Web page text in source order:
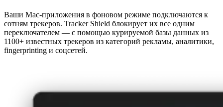
Ваши Mac-приложения в фоновом режиме подключаются к
сотням трекеров. Tracker Shield блокирует их все одним
переключателем — с помощью курируемой базы данных из
1100+ известных трекеров из категорий рекламы, аналитики,
fingerprinting и соцсетей.